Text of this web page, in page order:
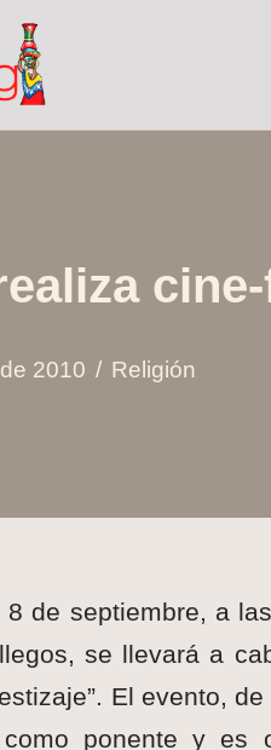
2010 Religión
8 de septiembre, a
se llevará a
El evento,
ponente y es